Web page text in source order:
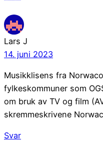
Lars J
14. juni 2023
Musikklisens fra
fylkeskommuner som
om bruk av TV og film
skremmeskrivene
Svar